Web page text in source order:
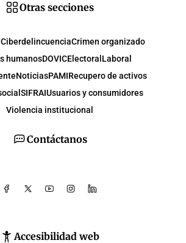
Contáctanos
Accesibilidad web
Otras secciones
CiberdelincuenciaCrimen organizado
humanosDOVICElectoral Laboral
NoticiasPAMIRecupero de activos
SIFRAIUsuarios y consumidores
Violencia institucional